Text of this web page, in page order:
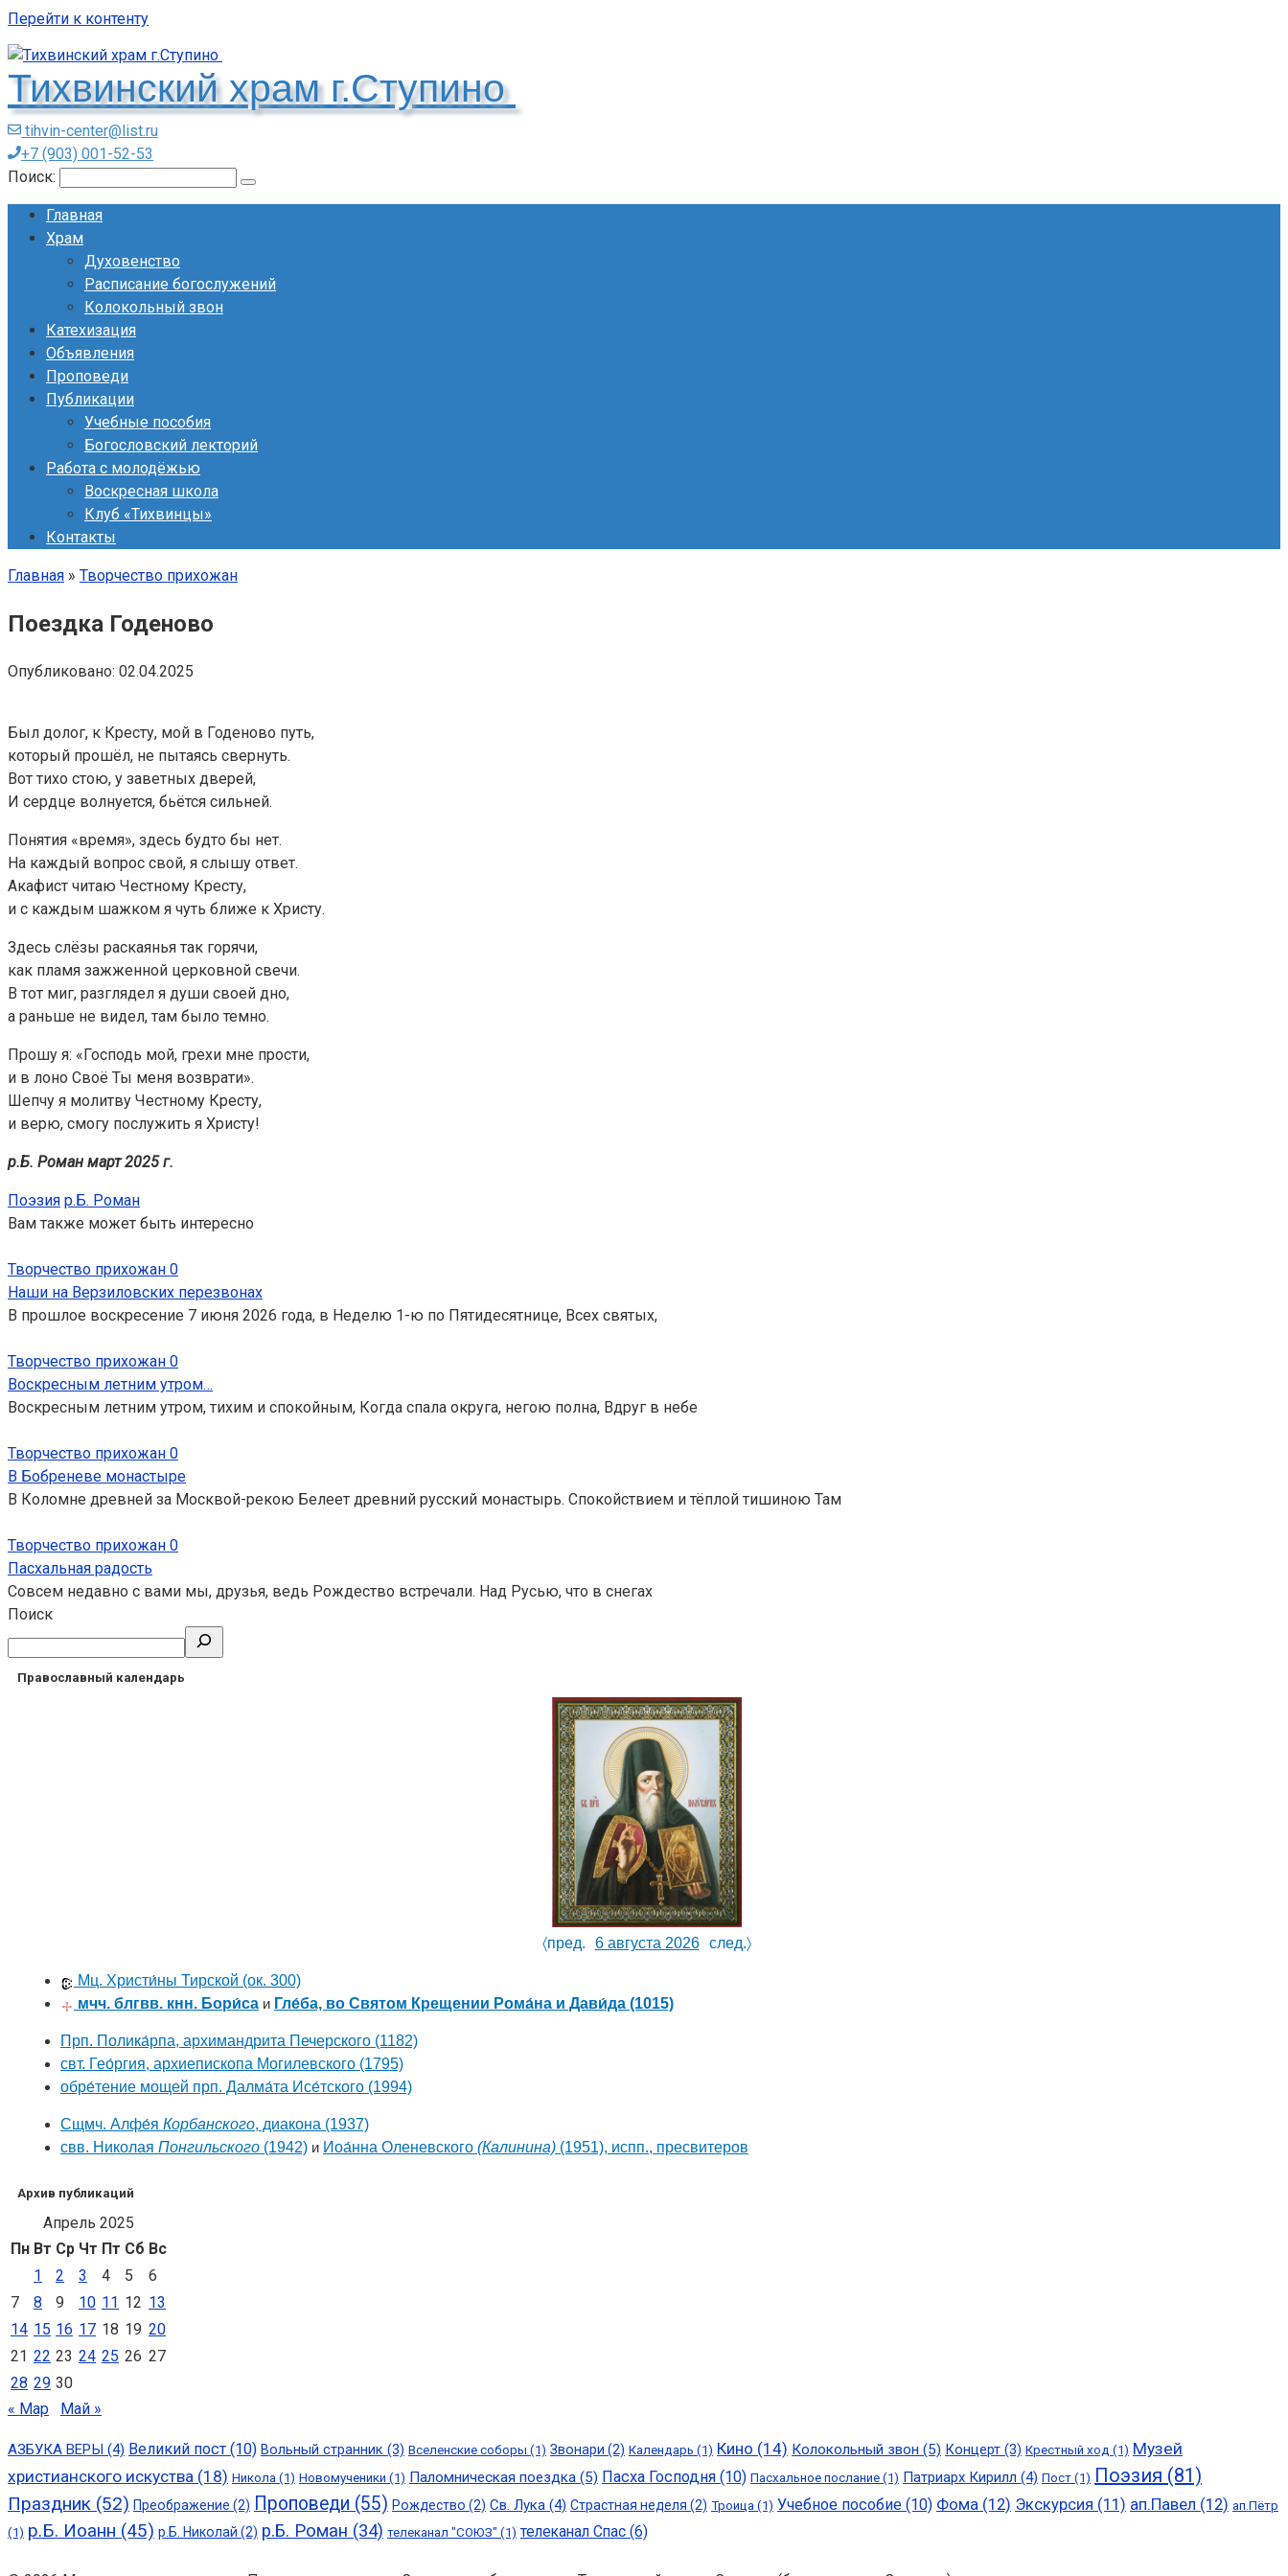
Перейти к контенту
Тихвинский храм г.Ступино
tihvin-center@list.ru
+7 (903) 001-52-53
Поиск:
Главная
Храм
Духовенство
Расписание богослужений
Колокольный звон
Катехизация
Объявления
Проповеди
Публикации
Учебные пособия
Богословский лекторий
Работа с молодёжью
Воскресная школа
Клуб «Тихвинцы»
Контакты
Главная » Творчество прихожан
Поездка Годеново
Опубликовано: 02.04.2025
Был долог, к Кресту, мой в Годеново путь,
который прошёл, не пытаясь свернуть.
Вот тихо стою, у заветных дверей,
И сердце волнуется, бьётся сильней.
Понятия «время», здесь будто бы нет.
На каждый вопрос свой, я слышу ответ.
Акафист читаю Честному Кресту,
и с каждым шажком я чуть ближе к Христу.
Здесь слёзы раскаянья так горячи,
как пламя зажженной церковной свечи.
В тот миг, разглядел я души своей дно,
а раньше не видел, там было темно.
Прошу я: «Господь мой, грехи мне прости,
и в лоно Своё Ты меня возврати».
Шепчу я молитву Честному Кресту,
и верю, смогу послужить я Христу!
р.Б. Роман март 2025 г.
Поэзия р.Б. Роман
Вам также может быть интересно
Творчество прихожан 0
Наши на Верзиловских перезвонах
В прошлое воскресение 7 июня 2026 года, в Неделю 1-ю по Пятидесятнице, Всех святых,
Творчество прихожан 0
Воскресным летним утром…
Воскресным летним утром, тихим и спокойным, Когда спала округа, негою полна, Вдруг в небе
Творчество прихожан 0
В Бобреневе монастыре
В Коломне древней за Москвой-рекою Белеет древний русский монастырь. Спокойствием и тёплой тишиною Там
Творчество прихожан 0
Пасхальная радость
Совсем недавно с вами мы, друзья, ведь Рождество встречали. Над Русью, что в снегах
Поиск
Православный календарь
〈пред. 6 августа 2026 след.〉
Мц. Христи́ны Тирской (ок. 300)
мчч. блгвв. кнн. Бори́са и Гле́ба, во Святом Крещении Рома́на и Дави́да (1015)
Прп. Полика́рпа, архимандрита Печерского (1182)
свт. Гео́ргия, архиепископа Могилевского (1795)
обре́тение мощей прп. Далма́та Исе́тского (1994)
Сщмч. Алфе́я Корбанского, диакона (1937)
свв. Николая Понгильского (1942) и Иоа́нна Оленевского (Калинина) (1951), испп., пресвитеров
Архив публикаций
Апрель 2025
Пн Вт Ср Чт Пт Сб Вс
1
2 3 4 5
6
7
8 9 10 11 12 13
14 15 16 17 18 19 20
21 22 23 24 25 26 27
28 29 30
« Мар
Май »
АЗБУКА ВЕРЫ (4) Великий пост (10) Вольный странник (3) Вселенские соборы (1) Звонари (2) Календарь (1) Кино (14) Колокольный звон (5) Концерт (3) Крестный ход (1) Музей
христианского искуства (18) Никола (1) Новомученики (1) Паломническая поездка (5) Пасха Господня (10) Пасхальное послание (1) Патриарх Кирилл (4) Пост (1) Поэзия (81)
Праздник (52) Преображение (2) Проповеди (55) Рождество (2) Св. Лука (4) Страстная неделя (2) Троица (1) Учебное пособие (10) Фома (12) Экскурсия (11) ап.Павел (12) ап.Пётр
(1) р.Б. Иоанн (45) р.Б. Николай (2) р.Б. Роман (34) телеканал "СОЮЗ" (1) телеканал Спас (6)